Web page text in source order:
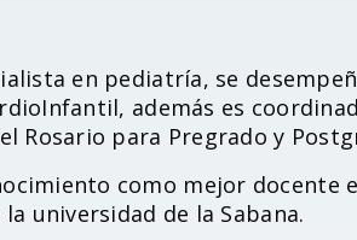
en pediatría, se
además es
Rosario para Pregrado y
como mejor docente
universidad de la Sabana.